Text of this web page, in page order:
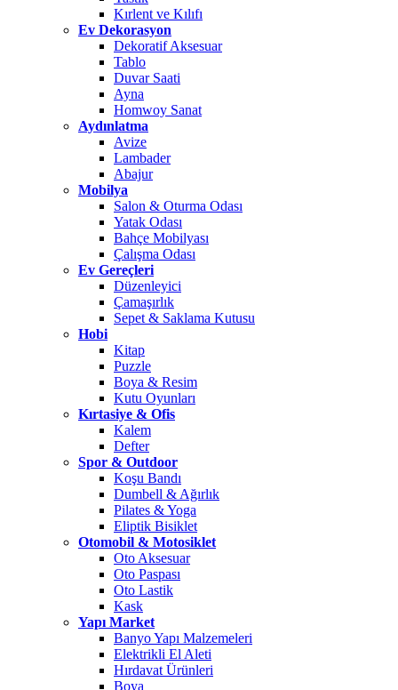
Kırlent ve Kılıfı
Ev Dekorasyon
Dekoratif Aksesuar
Tablo
Duvar Saati
Ayna
Homwoy Sanat
Aydınlatma
Avize
Lambader
Abajur
Mobilya
Salon & Oturma Odası
Yatak Odası
Bahçe Mobilyası
Çalışma Odası
Ev Gereçleri
Düzenleyici
Çamaşırlık
Sepet & Saklama Kutusu
Hobi
Kitap
Puzzle
Boya & Resim
Kutu Oyunları
Kırtasiye & Ofis
Kalem
Defter
Spor & Outdoor
Koşu Bandı
Dumbell & Ağırlık
Pilates & Yoga
Eliptik Bisiklet
Otomobil & Motosiklet
Oto Aksesuar
Oto Paspası
Oto Lastik
Kask
Yapı Market
Banyo Yapı Malzemeleri
Elektrikli El Aleti
Hırdavat Ürünleri
Boya